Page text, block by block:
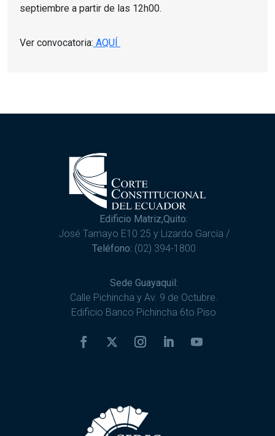
septiembre a partir de las 12h00.
Ver convocatoria: AQUÍ
Edificio Matriz,Quito:
José Tamayo E10 25 y Lizardo García /
Teléfono: (02) 394-1800
Sede Guayaquil:
Calle Pichincha y Av. 9 de Octubre.
Edificio Banco Pichincha 6to Piso